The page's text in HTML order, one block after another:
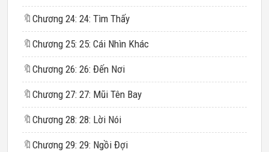
🔖 Chương 24: 24: Tìm Thấy
🔖 Chương 25: 25: Cái Nhìn Khác
🔖 Chương 26: 26: Đến Nơi
🔖 Chương 27: 27: Mũi Tên Bay
🔖 Chương 28: 28: Lời Nói
🔖 Chương 29: 29: Ngồi Đợi